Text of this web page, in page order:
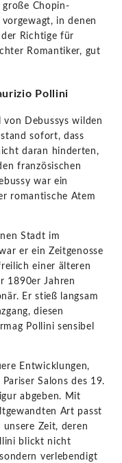
große Chopin-
in denen
Richtige für
Romantiker, gut
Pollini
von Debussys wilden
sofort, dass
daran hinderten,
französischen
war ein
romantische Atem
Stadt im
er ein Zeitgenosse
einer älteren
1890er Jahren
Er stieß langsam
diesen
Pollini sensibel
Entwicklungen,
Salons des 19.
abgeben. Mit
Art passt
Zeit, deren
blickt nicht
verlebendigt